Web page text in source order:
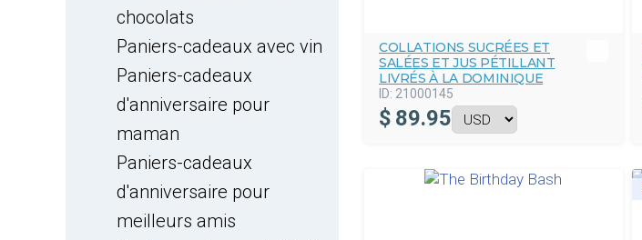
chocolats
Paniers-cadeaux avec vin
Paniers-cadeaux
d'anniversaire pour
maman
Paniers-cadeaux
d'anniversaire pour
meilleurs amis
COLLATIONS SUCRÉES ET
SALÉES ET JUS PÉTILLANT
LIVRÉS À LA DOMINIQUE
ID: 21000145
$ 89.95